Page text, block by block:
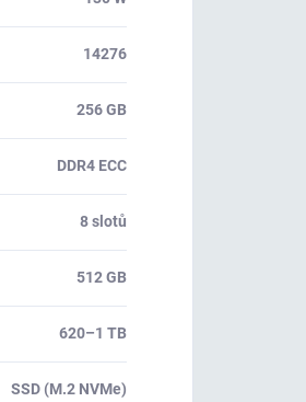
14276
256 GB
DDR4 ECC
8 slotů
512 GB
620–1 TB
SSD (M.2 NVMe)